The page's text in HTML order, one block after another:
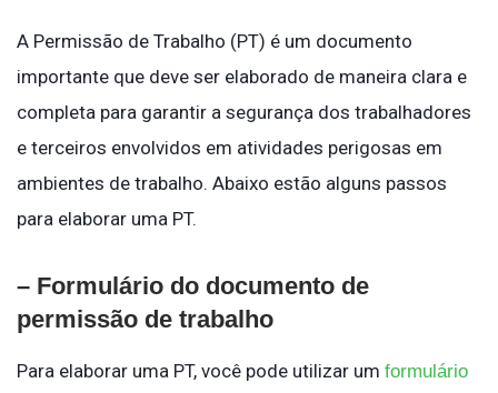
A Permissão de Trabalho (PT) é um documento
importante que deve ser elaborado de maneira clara e
completa para garantir a segurança dos trabalhadores
e terceiros envolvidos em atividades perigosas em
ambientes de trabalho. Abaixo estão alguns passos
para elaborar uma PT.
– Formulário do documento de
permissão de trabalho
Para elaborar uma PT, você pode utilizar um formulário